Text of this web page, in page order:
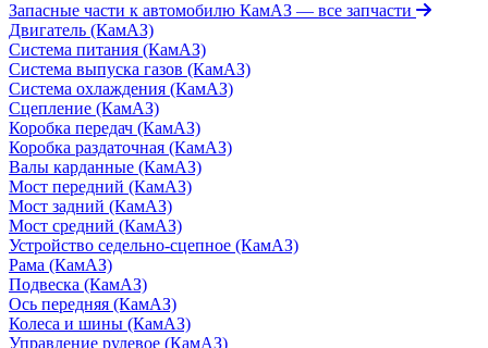
Запасные части к автомобилю КамАЗ — все запчасти
Двигатель (КамАЗ)
Система питания (КамАЗ)
Система выпуска газов (КамАЗ)
Система охлаждения (КамАЗ)
Сцепление (КамАЗ)
Коробка передач (КамАЗ)
Коробка раздаточная (КамАЗ)
Валы карданные (КамАЗ)
Мост передний (КамАЗ)
Мост задний (КамАЗ)
Мост средний (КамАЗ)
Устройство седельно-сцепное (КамАЗ)
Рама (КамАЗ)
Подвеска (КамАЗ)
Ось передняя (КамАЗ)
Колеса и шины (КамАЗ)
Управление рулевое (КамАЗ)